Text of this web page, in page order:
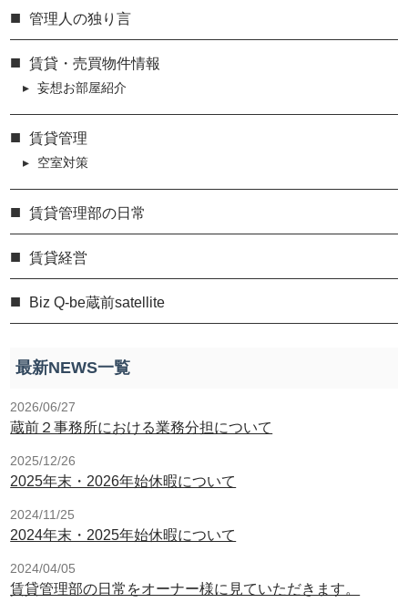
管理人の独り言
賃貸・売買物件情報
妄想お部屋紹介
賃貸管理
空室対策
賃貸管理部の日常
賃貸経営
Biz Q-be蔵前satellite
最新NEWS一覧
2026/06/27
蔵前２事務所における業務分担について
2025/12/26
2025年末・2026年始休暇について
2024/11/25
2024年末・2025年始休暇について
2024/04/05
賃貸管理部の日常をオーナー様に見ていただきます。